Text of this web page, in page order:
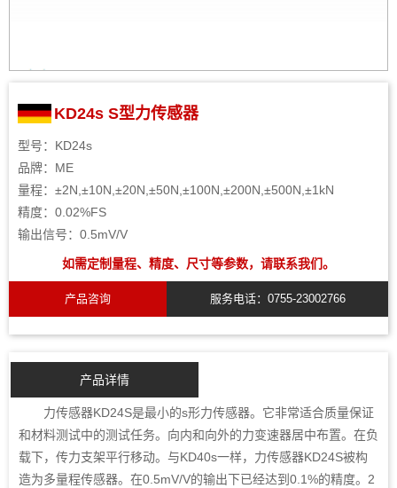
KD24s S型力传感器
型号：KD24s
品牌：ME
量程：±2N,±10N,±20N,±50N,±100N,±200N,±500N,±1kN
精度：0.02%FS
输出信号：0.5mV/V
如需定制量程、精度、尺寸等参数，请联系我们。
产品咨询 服务电话：0755-23002766
产品详情
力传感器KD24S是最小的s形力传感器。它非常适合质量保证
和材料测试中的测试任务。向内和向外的力变速器居中布置。在负
载下，传力支架平行移动。与KD40s一样，力传感器KD24S被构
造为多量程传感器。在0.5mV/V的输出下已经达到0.1%的精度。2